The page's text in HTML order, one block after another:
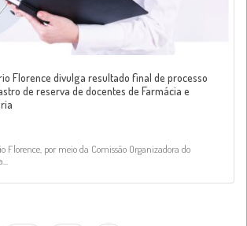
Florence divulga resultado final de processo
de reserva de docentes de Farmácia e
Florence, por meio da Comissão Organizadora do